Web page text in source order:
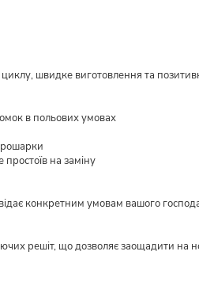
швидке виготовлення та
в польових умовах
на заміну
конкретним умовам вашого
решіт, що дозволяє заощадити на